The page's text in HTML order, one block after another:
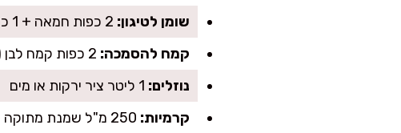
שומן לטיגון:
קמח להסמכה:
נוזלים:
קרמיות: